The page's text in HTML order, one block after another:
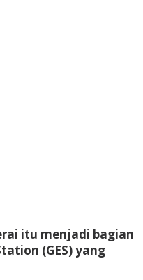
itu menjadi bagian
(GES) yang